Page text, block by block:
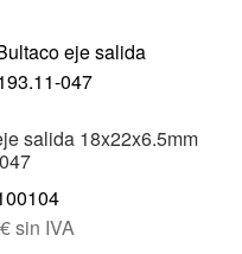
20,00 €
Las
opciones
pueden
en
la
salida 18x22x6.5mm
€sin IVA